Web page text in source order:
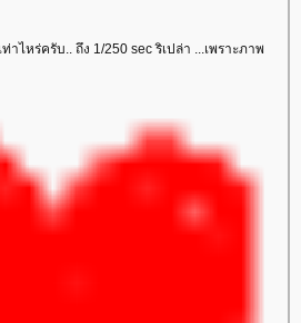
าไหร่ครับ.. ถึง 1/250 sec ริเปล่า ...เพราะภาพ